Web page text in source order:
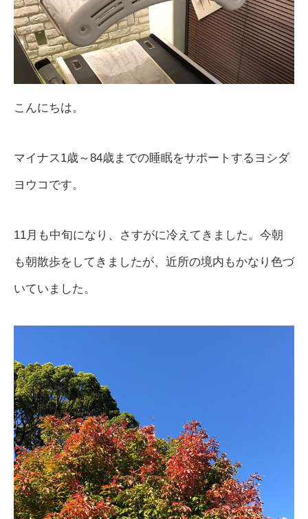
こんにちは。
マイナス1歳～84歳までの睡眠をサポートするヨシダ
ヨウコです。
11月も中旬になり、さすがに冷えてきました。今朝
も朝散歩をしてきましたが、近所の境内もかなり色づ
いていました。